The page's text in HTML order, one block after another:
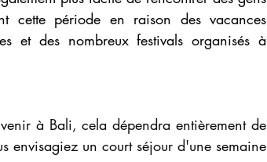
cette période en raison des vacances
et des nombreux festivals organisés à
à Bali, cela dépendra entièrement de
envisagiez un court séjour d'une semaine